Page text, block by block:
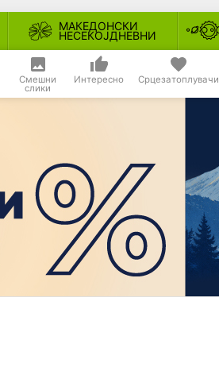
МАКЕДОНСКИ
НЕСЕКОЈДНЕВНИ
Смешни
слики
Интересно Срцезатоплувачи